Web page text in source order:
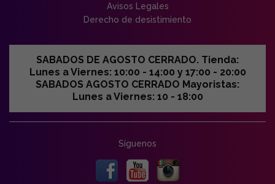
Avisos Legales
Derecho de desistimiento
SABADOS DE AGOSTO CERRADO. Tienda:
Lunes a Viernes: 10:00 - 14:00 y 17:00 - 20:00
SABADOS AGOSTO CERRADO Mayoristas:
Lunes a Viernes: 10 - 18:00
Síguenos